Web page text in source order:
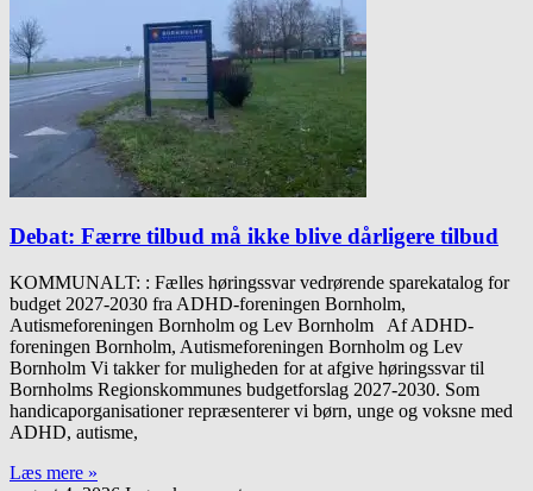
Debat: Færre tilbud må ikke blive dårligere tilbud
KOMMUNALT: : Fælles høringssvar vedrørende sparekatalog for
budget 2027-2030 fra ADHD-foreningen Bornholm,
Autismeforeningen Bornholm og Lev Bornholm Af ADHD-
foreningen Bornholm, Autismeforeningen Bornholm og Lev
Bornholm Vi takker for muligheden for at afgive høringssvar til
Bornholms Regionskommunes budgetforslag 2027-2030. Som
handicaporganisationer repræsenterer vi børn, unge og voksne med
ADHD, autisme,
Læs mere »